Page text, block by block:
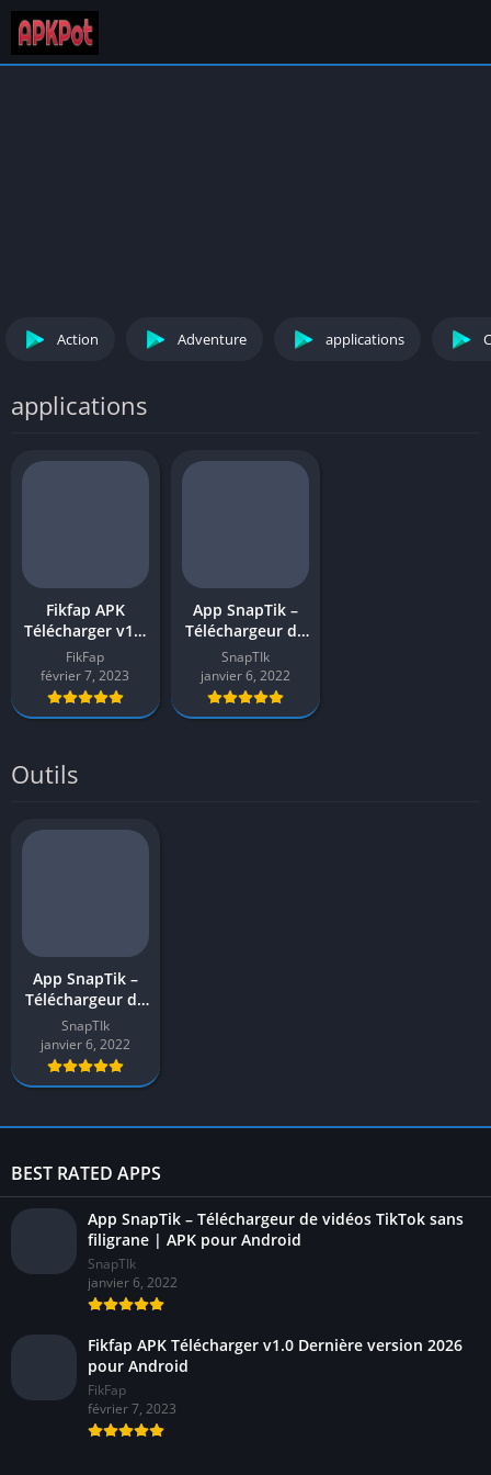
Action Adventure applications
applications
Fikfap APK
Télécharger v1.0
Dernière version
2026 pour
Android
FikFap
février 7, 2023
App SnapTik –
Téléchargeur de
vidéos TikTok
sans filigrane |
APK pour
Android
SnapTIk
janvier 6, 2022
Outils
App SnapTik –
Téléchargeur de
vidéos TikTok
sans filigrane |
APK pour
Android
SnapTIk
janvier 6, 2022
BEST RATED APPS
App SnapTik – Téléchargeur de vidéos TikTok sans
filigrane | APK pour Android
SnapTIk
janvier 6, 2022
Fikfap APK Télécharger v1.0 Dernière version 2026
pour Android
FikFap
février 7, 2023